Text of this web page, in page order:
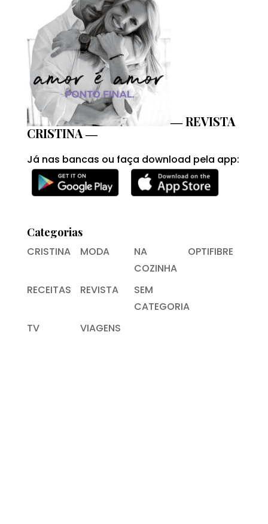
― REVISTA
CRISTINA ―
Já nas bancas ou faça download pela app:
Categorias
CRISTINA MODA
NA
COZINHA
OPTIFIBRE
RECEITAS REVISTA
SEM
CATEGORIA
TV
VIAGENS